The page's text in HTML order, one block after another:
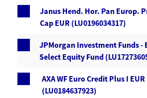
Janus Hend. Hor. Pan Europ.
Cap EUR (LU0196034317)
JPMorgan Investment Funds -
Select Equity Fund
AXA WF Euro Credit Plus I EUR
(LU0184637923)